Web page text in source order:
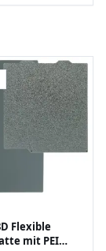
Flexible
mit PEI